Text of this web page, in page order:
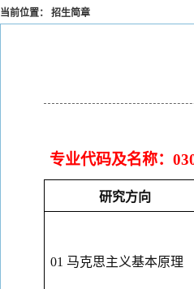
当前位置： 招生简章
专业代码及名称：
研究方向
01 马克思主义基本原理